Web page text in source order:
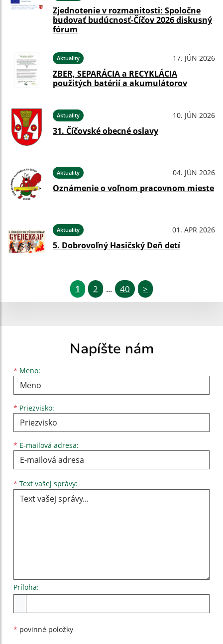
Zjednotenie v rozmanitosti: Spoločne
budovať budúcnosť-Číčov 2026 diskusný
fórum
Aktuality 17. JÚN 2026
ZBER, SEPARÁCIA a RECYKLÁCIA
použitých batérií a akumulátorov
Aktuality 10. JÚN 2026
31. Číčovské obecné oslavy
Aktuality 04. JÚN 2026
Oznámenie o voľnom pracovnom mieste
Aktuality 01. APR 2026
5. Dobrovoľný Hasičský Deň detí
1 2 ... 40 >
Napíšte nám
* Meno:
Meno
* Priezvisko:
Priezvisko
* E-mailová adresa:
E-mailová adresa
* Text vašej správy:
Príloha:
* povinné položky